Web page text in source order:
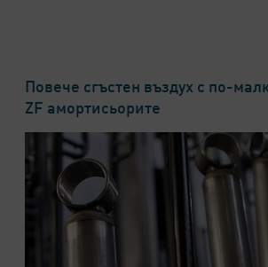
Повече сгъстен въздух с по-
ZF амортисьорите